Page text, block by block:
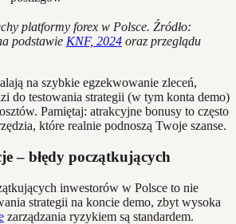
platformy forex w Polsce. Źródło:
podstawie KNF, 2024 oraz przeglądu
na szybkie egzekwowanie zleceń,
do testowania strategii (w tym konta demo)
Pamiętaj: atrakcyjne bonusy to często
które realnie podnoszą Twoje szanse.
– błędy początkujących
inwestorów w Polsce to nie
strategii na koncie demo, zbyt wysoka
zarządzania ryzykiem są standardem.